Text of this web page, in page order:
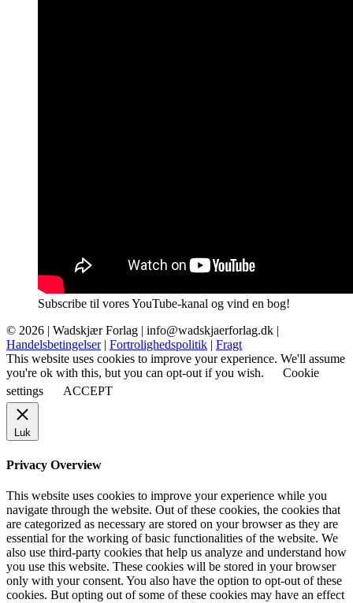
Subscribe til vores YouTube-kanal og vind en bog!
© 2026 | Wadskjær Forlag | info@wadskjaerforlag.dk |
Handelsbetingelser| Fortrolighedspolitik | Fragt
This website uses cookies to improve your experience. We'll assume
you're ok with this, but you can opt-out if you wish.
Cookie
settings
ACCEPT
Luk
Privacy Overview
This website uses cookies to improve your experience while you
navigate through the website. Out of these cookies, the cookies that
are categorized as necessary are stored on your browser as they are
essential for the working of basic functionalities of the website. We
also use third-party cookies that help us analyze and understand how
you use this website. These cookies will be stored in your browser
only with your consent. You also have the option to opt-out of these
cookies. But opting out of some of these cookies may have an effect